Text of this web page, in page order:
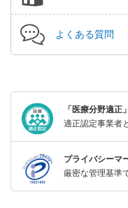
よくある質問
「医療分野適正
適正認定事業者
プライバシーマ
厳密な管理基準